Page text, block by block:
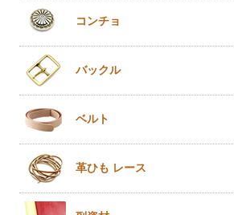
コンチョ
バックル
ベルト
革ひも レース